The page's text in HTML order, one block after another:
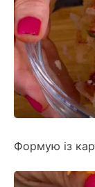
Формую із